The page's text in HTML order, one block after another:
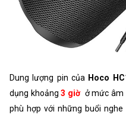
Dung lượng pin của Hoco
dụng khoảng3 giờ ở mức âm
phù hợp với những buổi